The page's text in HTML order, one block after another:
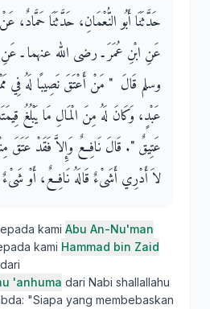
حَدَّثَنَا أَبُو النُّعْمَانِ، حَدَّثَنَا
عَنِ ابْنِ عُمَرَ ـ رضى الله عنهما ـ عَنِ
وسلم قَالَ ‏ "‏ مَنْ أَعْتَقَ نَصِيبًا لَهُ فِي
عَبْدٍ، وَكَانَ لَهُ مِنَ الْمَالِ مَا يَبْلُغُ
عَتِيقٌ ‏"‏‏.‏ قَالَ نَافِعٌ وَإِلاَّ فَقَدْ عَتَقَ
لاَ أَدْرِي أَشَىْءٌ قَالَهُ نَافِعٌ، أَوْ
kami Abu An-Nu'man
kami Hammad bin Zaid
dari
'anhuma dari Nabi shallallahu
"Siapa yang membebaskan